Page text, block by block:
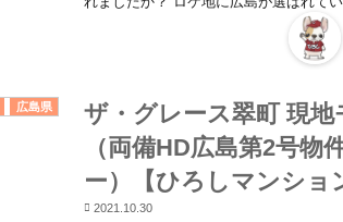
広島県
ザ・グレース翠町 現地
（両備HD広島第2号
ー）【ひろしマンショ
2021.10.30